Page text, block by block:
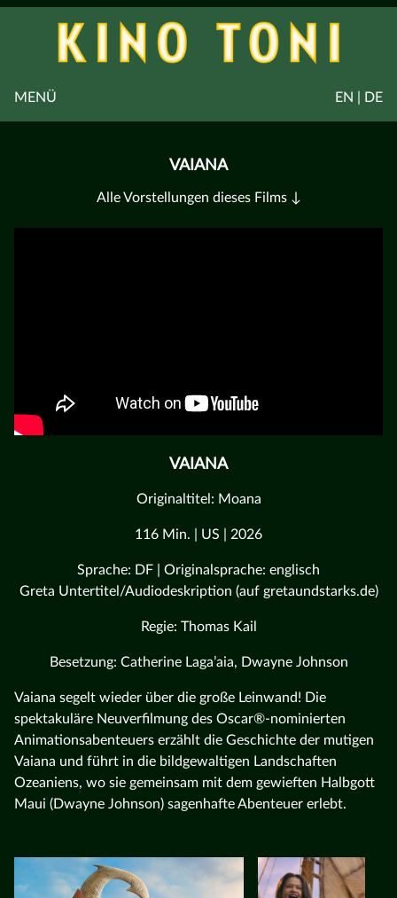
EN | DE
MENÜ
VAIANA
Alle Vorstellungen dieses Films ↓
VAIANA
Originaltitel: Moana
116 Min. | US | 2026
Sprache: DF | Originalsprache: englisch
Greta Untertitel/Audiodeskription (auf gretaundstarks.de)
Regie: Thomas Kail
Besetzung: Catherine Laga’aia, Dwayne Johnson
Vaiana segelt wieder über die große Leinwand! Die
spektakuläre Neuverfilmung des Oscar®-nominierten
Animationsabenteuers erzählt die Geschichte der mutigen
Vaiana und führt in die bildgewaltigen Landschaften
Ozeaniens, wo sie gemeinsam mit dem gewieften Halbgott
Maui (Dwayne Johnson) sagenhafte Abenteuer erlebt.